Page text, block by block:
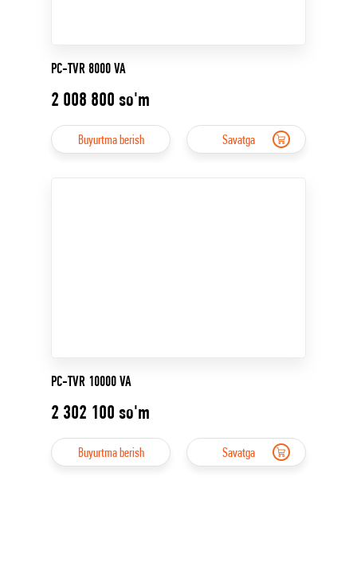
PC-TVR 8000 VA
2 008 800 so'm
Buyurtma berish Savatga
PC-TVR 10000 VA
2 302 100 so'm
Buyurtma berish Savatga